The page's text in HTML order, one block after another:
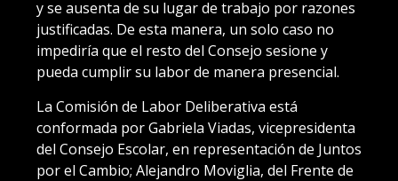
y se ausenta de su lugar de trabajo por razones
justificadas. De esta manera, un solo caso no
impediría que el resto del Consejo sesione y
pueda cumplir su labor de manera presencial.
La Comisión de Labor Deliberativa está
conformada por Gabriela Viadas, vicepresidenta
del Consejo Escolar, en representación de Juntos
por el Cambio; Alejandro Moviglia, del Frente de